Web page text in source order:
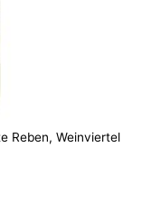
Reben, Weinviertel